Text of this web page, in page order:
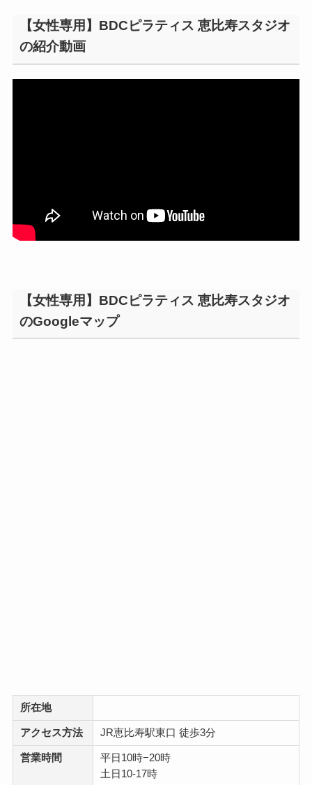
【女性専用】BDCピラティス 恵比寿スタジオ
の紹介動画
【女性専用】BDCピラティス 恵比寿スタジオ
のGoogleマップ
所在地
アクセス方法 JR恵比寿駅東口 徒歩3分
営業時間
平日10時−20時
土日10-17時